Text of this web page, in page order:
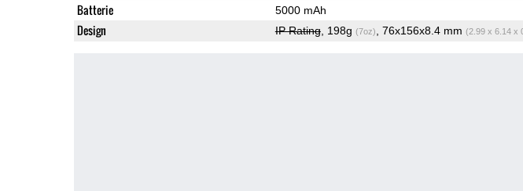
Batterie 5000 mAh
Design IP Rating, 198g (7oz) , 76x156x8.4 mm (2.99 x 6.14 x